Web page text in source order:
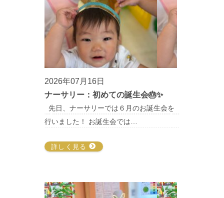
2026年07月16日
ナーサリー：初めての誕生会🎂✨
先日、ナーサリーでは６月のお誕生会を
行いました！ お誕生会では…
詳しく見る